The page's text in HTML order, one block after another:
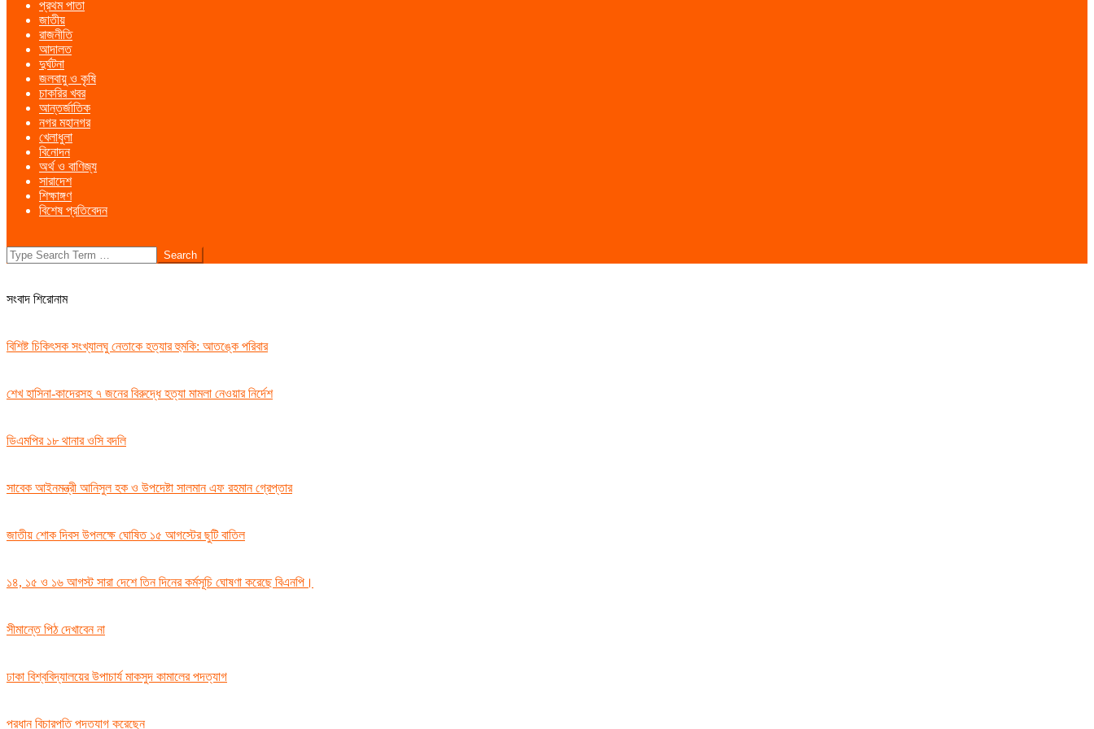
Menu
প্রথম পাতা
জাতীয়
রাজনীতি
আদালত
দুর্ঘটনা
জলবায়ু ও কৃষি
চাকরির খবর
আন্তর্জাতিক
নগর মহানগর
খেলাধুলা
বিনোদন
অর্থ ও বাণিজ্য
সারাদেশ
শিক্ষাঙ্গণ
বিশেষ প্রতিবেদন
Search
সংবাদ শিরোনাম
বিশিষ্ট চিকিৎসক সংখ্যালঘু নেতাকে হত্যার হুমকি: আতঙ্কে পরিবার
শেখ হাসিনা-কাদেরসহ ৭ জনের বিরুদ্ধে হত্যা মামলা নেওয়ার নির্দেশ
ডিএমপির ১৮ থানার ওসি বদলি
সাবেক আইনমন্ত্রী আনিসুল হক ও উপদেষ্টা সালমান এফ রহমান গ্রেপ্তার
জাতীয় শোক দিবস উপলক্ষে ঘোষিত ১৫ আগস্টের ছুটি বাতিল
১৪, ১৫ ও ১৬ আগস্ট সারা দেশে তিন দিনের কর্মসূচি ঘোষণা করেছে বিএনপি।
সীমান্তে পিঠ দেখাবেন না
ঢাকা বিশ্ববিদ্যালয়ের উপাচার্য মাকসুদ কামালের পদত্যাগ
প্রধান বিচারপতি পদত্যাগ করেছেন